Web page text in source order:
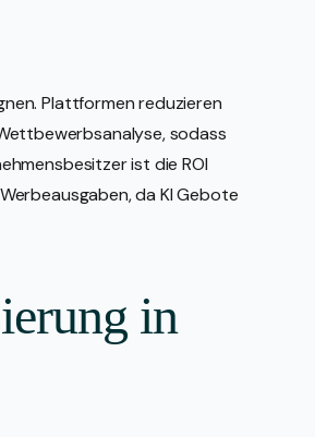
Plattformen reduzieren
sodass
ist die ROI
da KI Gebote
in